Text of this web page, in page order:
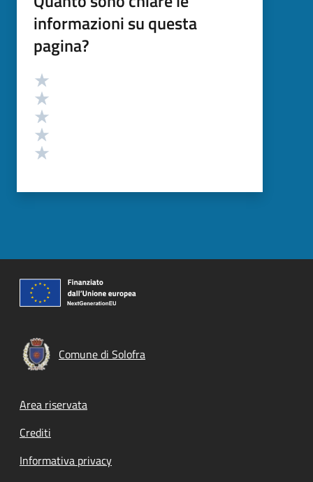
informazioni su questa
pagina?
Valutazione
Comune di Solofra
Footer menu
Area riservata
Crediti
Informativa privacy